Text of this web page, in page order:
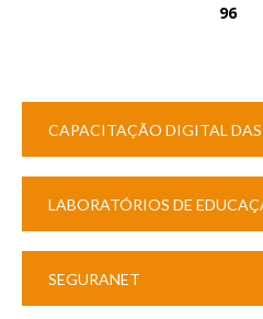
96
CAPACITAÇÃO DIGITAL DAS
LABORATÓRIOS DE
SEGURANET